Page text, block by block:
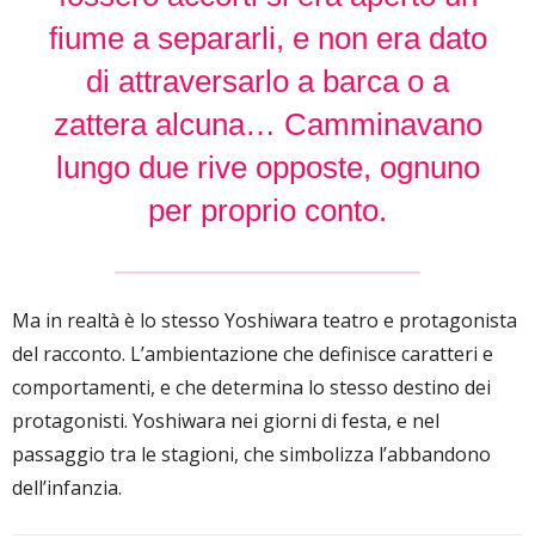
fiume a separarli, e non era dato
di attraversarlo a barca o a
zattera alcuna… Camminavano
lungo due rive opposte, ognuno
per proprio conto.
Ma in realtà è lo stesso Yoshiwara teatro e protagonista
del racconto. L’ambientazione che definisce caratteri e
comportamenti, e che determina lo stesso destino dei
protagonisti. Yoshiwara nei giorni di festa, e nel
passaggio tra le stagioni, che simbolizza l’abbandono
dell’infanzia.